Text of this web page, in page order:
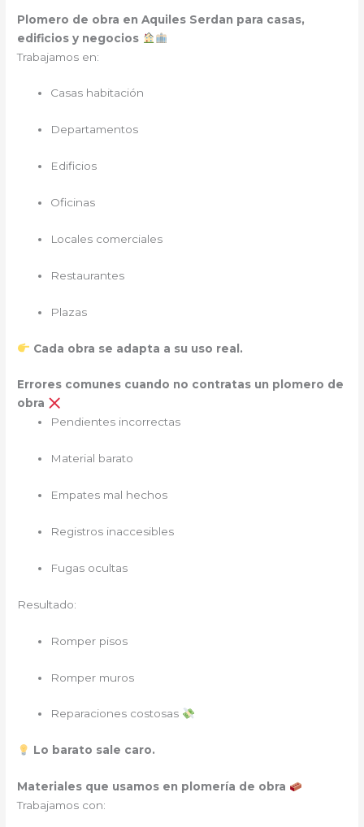
Plomero de obra en Aquiles Serdan para casas,
edificios y negocios
Trabajamos en:
Casas habitación
Departamentos
Edificios
Oficinas
Locales comerciales
Restaurantes
Plazas
Cada obra se adapta a su uso real.
Errores comunes cuando no contratas un plomero de
obra
Pendientes incorrectas
Material barato
Empates mal hechos
Registros inaccesibles
Fugas ocultas
Resultado:
Romper pisos
Romper muros
Reparaciones costosas
Lo barato sale caro.
Materiales que usamos en plomería de obra
Trabajamos con: